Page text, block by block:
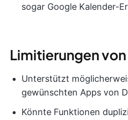
sogar Google Kalender-
Limitierungen
Unterstützt
gewünschten Apps von
Könnte Funktionen